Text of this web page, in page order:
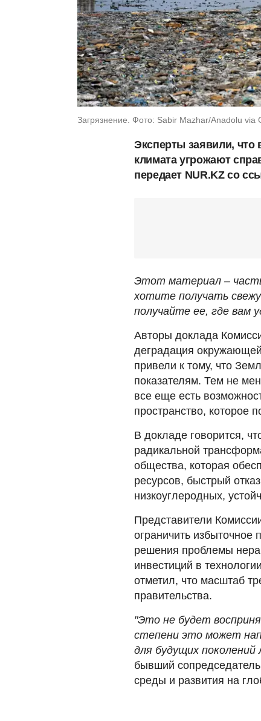
Загрязнение. Фото: Sabir Mazhar/Anadolu via
Эксперты заявили, что
климата угрожают
передает NUR.KZ со
Этот материал –
хотите получать
получайте ее, где вам
Авторы доклада
деградация
привели к тому, что
показателям. Тем не
все еще есть
пространство, которое
В докладе говорится,
радикальной
общества, которая
ресурсов, быстрый
низкоуглеродных,
Представители
ограничить избыточное
решения проблемы
инвестиций в
отметил, что масштаб
правительства.
"Это не будет
степени это может
для будущих
бывший
среды и развития на